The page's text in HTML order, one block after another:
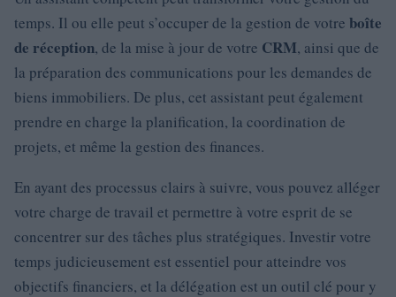
temps. Il ou elle peut s’occuper de la gestion de votre boîte
de réception, de la mise à jour de votre CRM, ainsi que de
la préparation des communications pour les demandes de
biens immobiliers. De plus, cet assistant peut également
prendre en charge la planification, la coordination de
projets, et même la gestion des finances.
En ayant des processus clairs à suivre, vous pouvez alléger
votre charge de travail et permettre à votre esprit de se
concentrer sur des tâches plus stratégiques. Investir votre
temps judicieusement est essentiel pour atteindre vos
objectifs financiers, et la délégation est un outil clé pour y